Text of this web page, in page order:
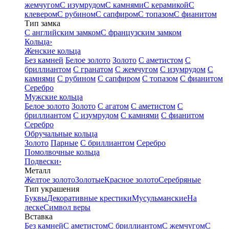
жемчугомС изумрудомС камнямиС керамикойС
клеверомС рубиномС сапфиромС топазомС фианитом
Тип замка
С английским замкомС французским замком
Кольца›
Женские кольца
Без камней Белое золото Золото С аметистом С
бриллиантом С гранатом С жемчугом С изумрудом С
камнями С рубином С сапфиром С топазом С фианитом
Серебро
Мужские кольца
Белое золото Золото С агатом С аметистом С
бриллиантом С изумрудом С камнями С фианитом
Серебро
Обручальные кольца
Золото Парные С бриллиантом Серебро
Помолвочные кольца
Подвески›
Металл
Желтое золотоЗолотыеКрасное золотоСеребряные
Тип украшения
БуквыДекоративные крестикиМусульманскиеНа
лескеСимвол веры
Вставка
Без камнейС аметистомС бриллиантомС жемчугомС